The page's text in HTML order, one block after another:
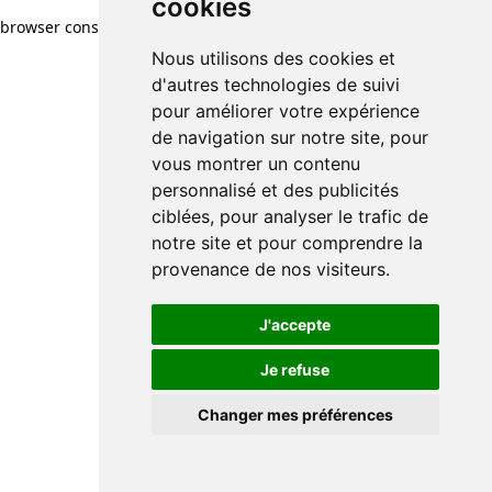
cookies
Nous utilisons des cookies et
d'autres technologies de suivi
pour améliorer votre expérience
de navigation sur notre site, pour
vous montrer un contenu
personnalisé et des publicités
ciblées, pour analyser le trafic de
notre site et pour comprendre la
provenance de nos visiteurs.
J'accepte
Je refuse
Changer mes préférences
browser console for more information)